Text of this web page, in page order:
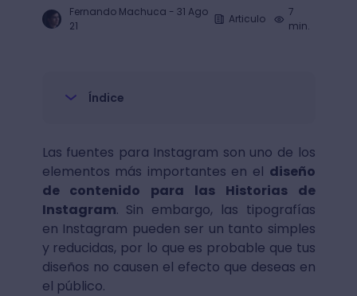
Fernando Machuca - 31 Ago
21
Articulo
7
min.
Índice
Las fuentes para Instagram son uno de los
elementos más importantes en el diseño
de contenido para las Historias de
Instagram. Sin embargo, las tipografías
en Instagram pueden ser un tanto simples
y reducidas, por lo que es probable que tus
diseños no causen el efecto que deseas en
el público.